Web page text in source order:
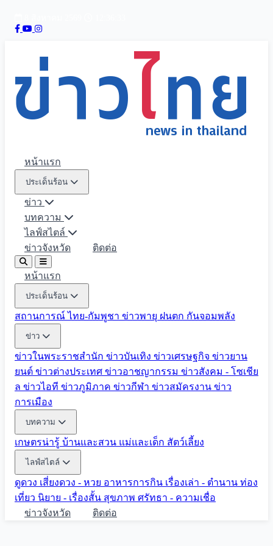
หน้าแรก
ประเด็นร้อน
ข่าว
บทความ
ไลฟ์สไตล์
ข่าวจังหวัด
ติดต่อ
หน้าแรก
ประเด็นร้อน
สถานการณ์ ไทย-กัมพูชา ข่าวพายุ ฝนตก กันจอมพลัง
ข่าว
ข่าวในพระราชสำนัก ข่าวบันเทิง ข่าวเศรษฐกิจ ข่าวยาน
ยนต์ ข่าวต่างประเทศ ข่าวอาชญากรรม ข่าวสังคม - โซเชีย
ล ข่าวไอที ข่าวภูมิภาค ข่าวกีฬา ข่าวสมัครงาน ข่าว
การเมือง
บทความ
เกษตรน่ารู้ บ้านและสวน แม่และเด็ก สัตว์เลี้ยง
ไลฟ์สไตล์
ดูดวง เสี่ยงดวง - หวย อาหารการกิน เรื่องเล่า - ตำนาน ท่อง
เที่ยว นิยาย - เรื่องสั้น สุขภาพ ศรัทธา - ความเชื่อ
ข่าวจังหวัด
ติดต่อ